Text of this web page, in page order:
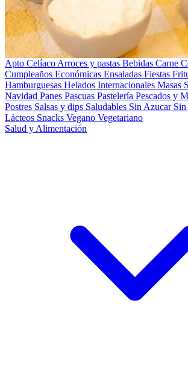
Apto Celíaco Arroces y pastas Bebidas Carne
Cumpleaños Económicas Ensaladas Fiestas
Hamburguesas Helados Internacionales Masas
Navidad Panes Pascuas Pastelería Pescados y
Postres Salsas y dips Saludables Sin Azucar Sin
Lácteos Snacks Vegano Vegetariano
Salud y Alimentación